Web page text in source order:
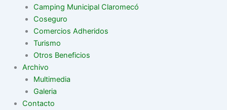
Camping Municipal Claromecó
Coseguro
Comercios Adheridos
Turismo
Otros Beneficios
Archivo
Multimedia
Galeria
Contacto